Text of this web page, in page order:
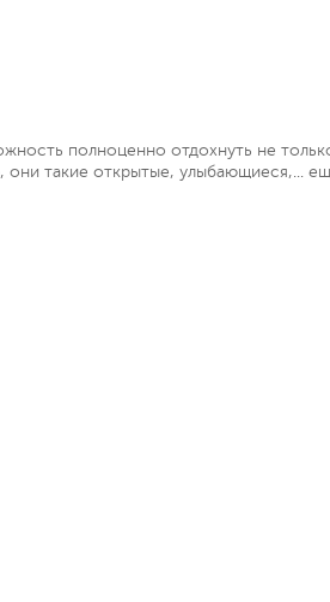
полноценно отдохнуть не
такие открытые, улыбающиеся,...